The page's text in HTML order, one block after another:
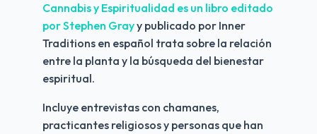
Cannabis y Espiritualidad es un libro editado
por Stephen Gray y publicado por Inner
Traditions en español trata sobre la relación
entre la planta y la búsqueda del bienestar
espiritual.
Incluye entrevistas con chamanes,
practicantes religiosos y personas que han